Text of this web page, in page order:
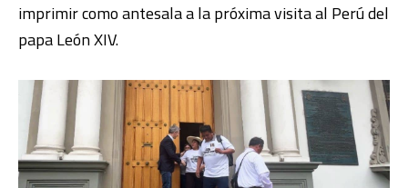
imprimir como antesala a la próxima visita al Perú del
papa León XIV.